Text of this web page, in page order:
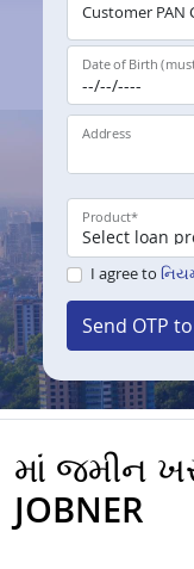
Customer PAN
Date of Birth
Address
Product*
I agree to
Send OTP
માં જમીન
JOBNER